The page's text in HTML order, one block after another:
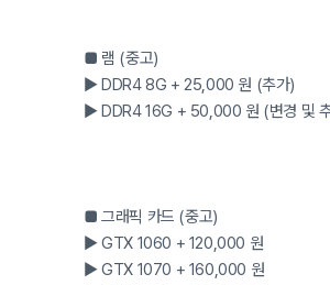
■ 램 (중고)
▶ DDR4 8G + 25,000 원 (추가)
▶ DDR4 16G + 50,000 원 (변경 및
■ 그래픽 카드 (중고)
▶ GTX 1060 + 120,000 원
▶ GTX 1070 + 160,000 원